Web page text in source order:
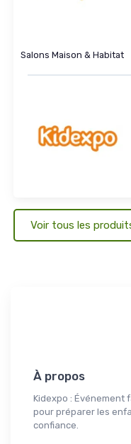
Salons Maison & Habitat
Voir tous les
À propos
Kidexpo : Événement
pour préparer les
confiance.